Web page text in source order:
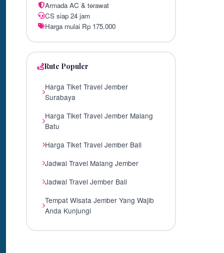
Armada AC & terawat
CS siap 24 jam
Harga mulai Rp 175.000
Rute Populer
Harga Tiket Travel Jember
Surabaya
Harga Tiket Travel Jember Malang
Batu
Harga Tiket Travel Jember Bali
Jadwal Travel Malang Jember
Jadwal Travel Jember Bali
Tempat Wisata Jember Yang Wajib
Anda Kunjungi